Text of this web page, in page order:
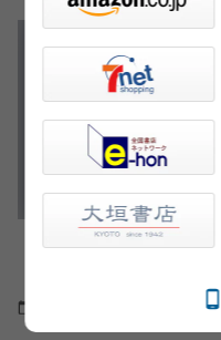
ハラスメントにクレ